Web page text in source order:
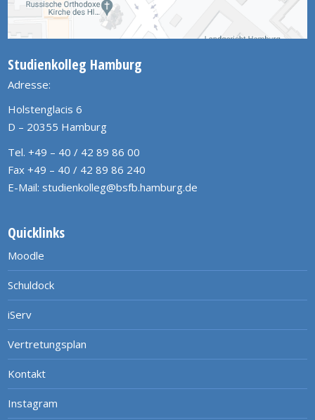
Studienkolleg Hamburg
Adresse:
Holstenglacis 6
D – 20355 Hamburg
Tel. +49 – 40 / 42 89 86 00
Fax +49 – 40 / 42 89 86 240
E-Mail: studienkolleg@bsfb.hamburg.de
Quicklinks
Moodle
Schuldock
iServ
Vertretungsplan
Kontakt
Instagram